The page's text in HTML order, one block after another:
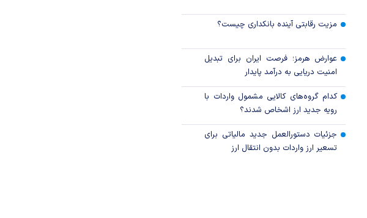
مزیت رقابتی آینده بانکداری چیست؟
عوارض هرمز؛ فرصت ایران برای تبدیل
امنیت دریایی به درآمد پایدار
کدام گروه‌های کالایی مشمول واردات با
رویه جدید ارز اشخاص شدند؟
جزئیات دستورالعمل جدید مالیاتی برای
تسعیر ارز واردات بدون انتقال ارز